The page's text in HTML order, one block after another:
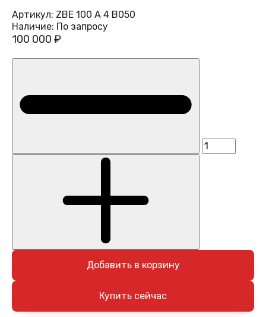
Артикул: ZBE 100 A 4 B050
Наличие: По запросу
100 000 ₽
Добавить в корзину